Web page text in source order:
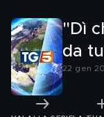
"Dì
da
22 gen